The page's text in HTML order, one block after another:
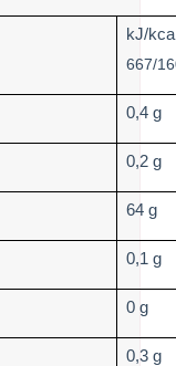
kJ/
667/
0,4 g
0,2 g
64 g
0,1 g
0 g
0,3 g